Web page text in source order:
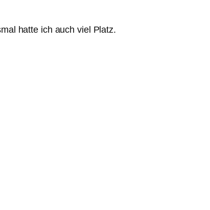
hatte ich auch viel Platz.